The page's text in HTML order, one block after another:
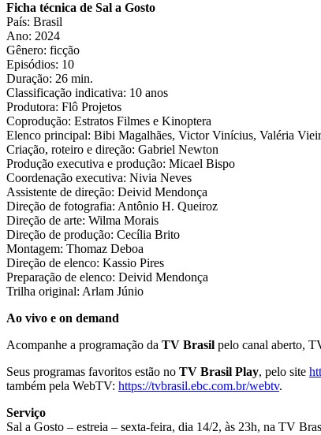
Ficha técnica de Sal a Gosto
País: Brasil
Ano: 2024
Gênero: ficção
Episódios: 10
Duração: 26 min.
Classificação indicativa: 10 anos
Produtora: Flô Projetos
Coprodução: Estratos Filmes e Kinoptera
Elenco principal: Bibi Magalhães, Victor Vinícius, Valéria
Criação, roteiro e direção: Gabriel Newton
Produção executiva e produção: Micael Bispo
Coordenação executiva: Nivia Neves
Assistente de direção: Deivid Mendonça
Direção de fotografia: Antônio H. Queiroz
Direção de arte: Wilma Morais
Direção de produção: Cecília Brito
Montagem: Thomaz Deboa
Direção de elenco: Kassio Pires
Preparação de elenco: Deivid Mendonça
Trilha original: Arlam Júnio
Ao vivo e on demand
Acompanhe a programação da TV Brasil pelo canal aberto,
Seus programas favoritos estão no TV Brasil Play, pelo site
também pela WebTV: https://tvbrasil.ebc.com.br/webtv.
Serviço
Sal a Gosto – estreia – sexta-feira, dia 14/2, às 23h, na TV